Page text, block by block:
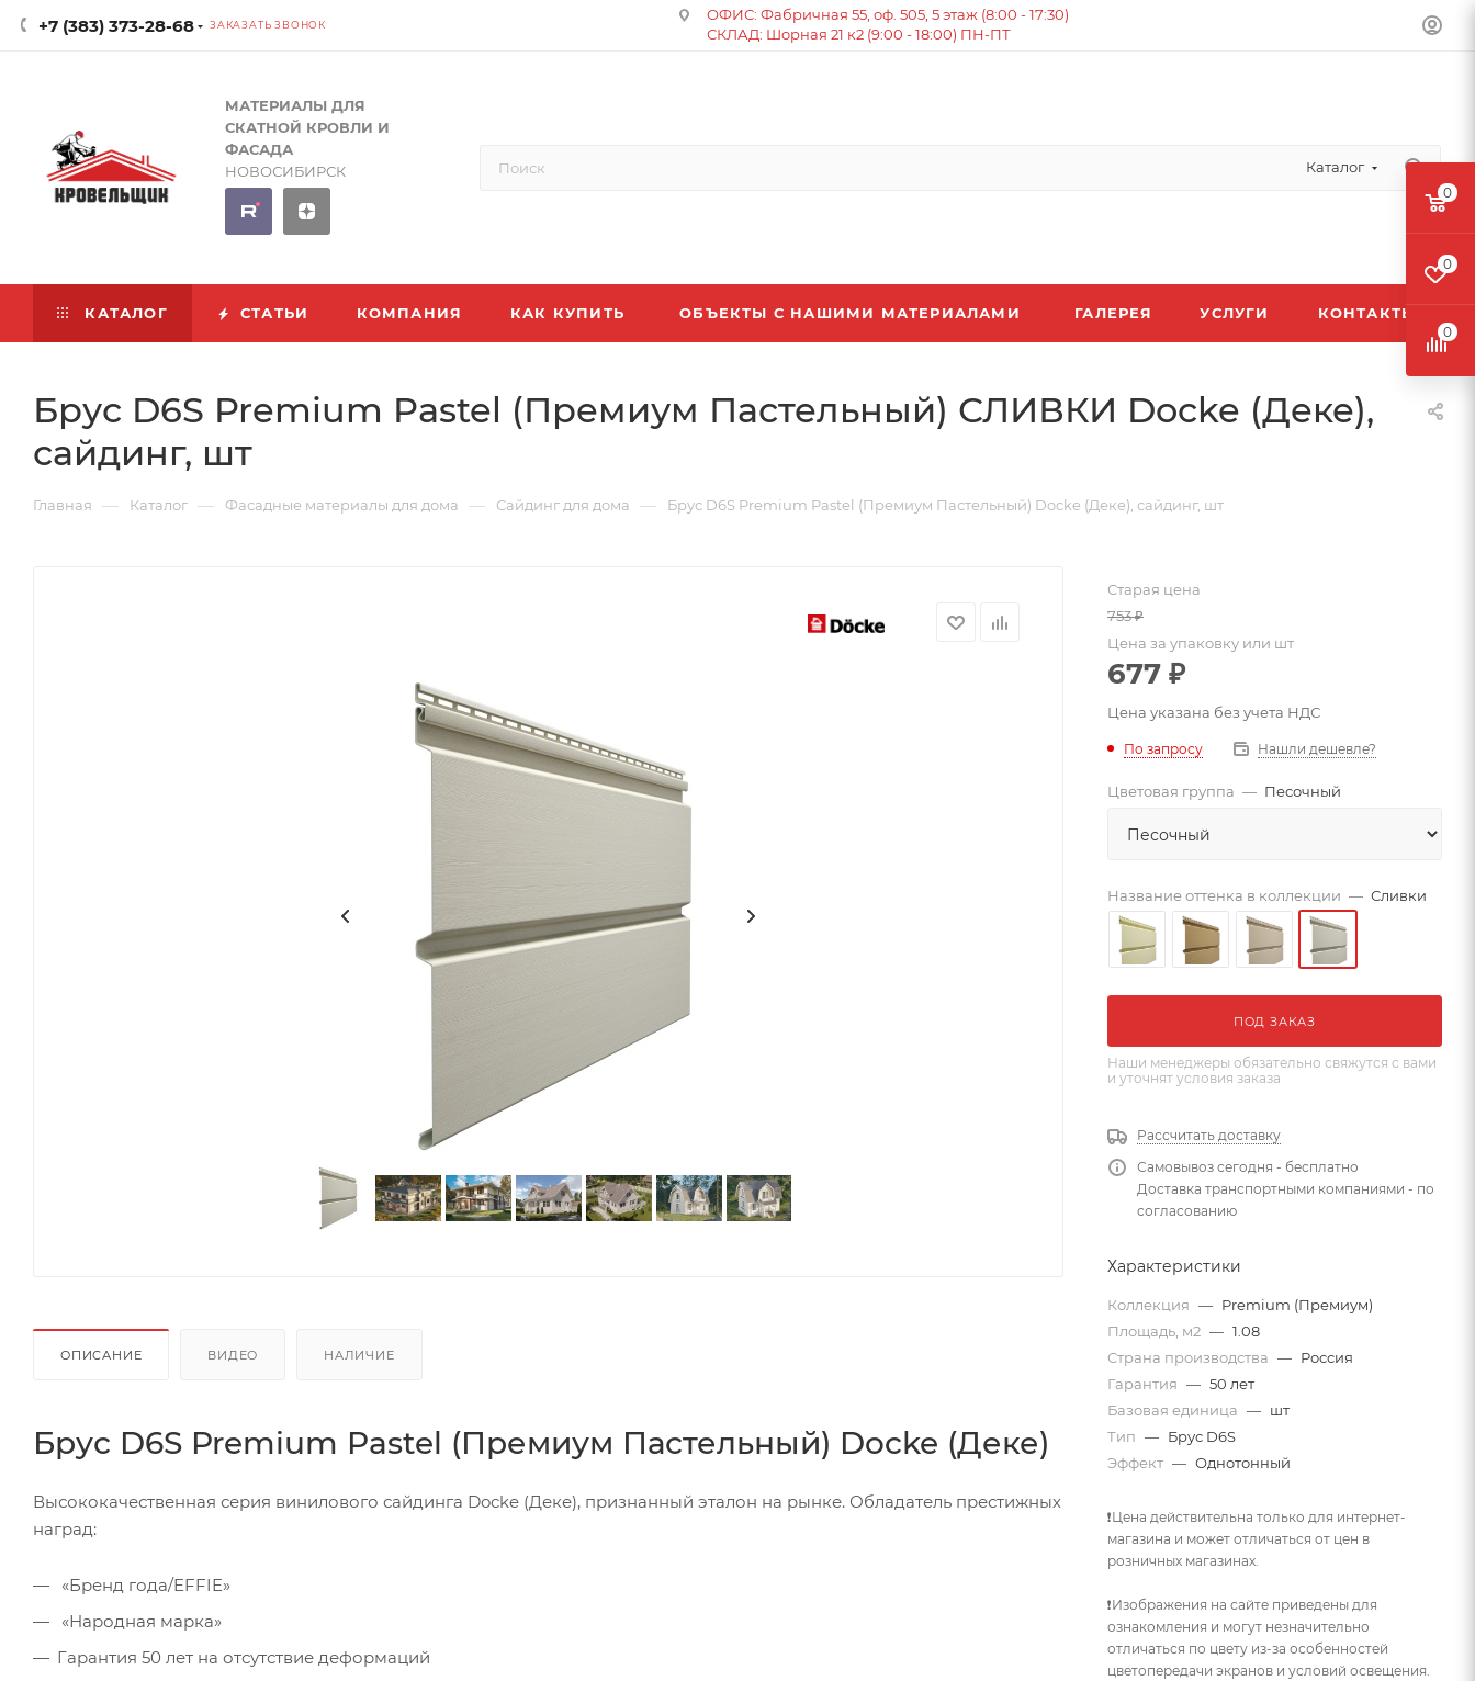
+7 (383) 373-28-68 ЗАКАЗАТЬ ЗВОНОК
ОФИС: Фабричная 55, оф. 505, 5 этаж (8:00 - 17:30)
СКЛАД: Шорная 21 к2 (9:00 - 18:00) ПН-ПТ
МАТЕРИАЛЫ ДЛЯ
СКАТНОЙ КРОВЛИ И
ФАСАДА
НОВОСИБИРСК
Каталог
КАТАЛОГ СТАТЬИ КОМПАНИЯ КАК КУПИТЬ ОБЪЕКТЫ С НАШИМИ МАТЕРИАЛАМИ ГАЛЕРЕЯ УСЛУГИ КОНТАКТЫ
Брус D6S Premium Pastel (Премиум Пастельный) СЛИВКИ Docke (Деке),
сайдинг, шт
Главная — Каталог — Фасадные материалы для дома — Сайдинг для дома — Брус D6S Premium Pastel (Премиум Пастельный) Docke (Деке), сайдинг, шт
ОПИСАНИЕ ВИДЕО НАЛИЧИЕ
Брус D6S Premium Pastel (Премиум Пастельный) Docke (Деке)
Высококачественная серия винилового сайдинга Docke (Деке), признанный эталон на рынке. Обладатель престижных
наград:
«Бренд года/EFFIE»
«Народная марка»
Гарантия 50 лет на отсутствие деформаций
Старая цена
753₽
Цена за упаковку или шт
677 ₽
Цена указана без учета НДС
По запросу Нашли дешевле?
Цветовая группа — Песочный
Название оттенка в коллекции — Сливки
ПОД ЗАКАЗ
Наши менеджеры обязательно свяжутся с вами
и уточнят условия заказа
Рассчитать доставку
Самовывоз сегодня - бесплатно
Доставка транспортными компаниями - по
согласованию
Характеристики
Коллекция — Premium (Премиум)
Площадь, м2 — 1.08
Страна производства — Россия
Гарантия — 50 лет
Базовая единица — шт
Тип — Брус D6S
Эффект — Однотонный
❗Цена действительна только для интернет-
магазина и может отличаться от цен в
розничных магазинах.
❗Изображения на сайте приведены для
ознакомления и могут незначительно
отличаться по цвету из-за особенностей
цветопередачи экранов и условий освещения.
0
0
0